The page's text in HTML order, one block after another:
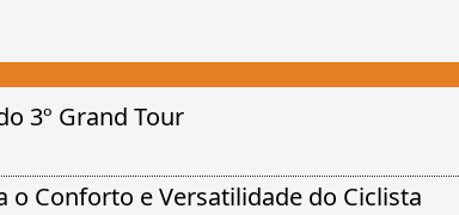
3º Grand Tour
o Conforto e Versatilidade do Ciclista